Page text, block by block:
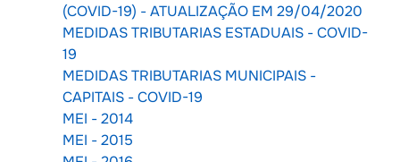
(COVID-19) - ATUALIZAÇÃO EM 29/04/2020
MEDIDAS TRIBUTARIAS ESTADUAIS - COVID-
19
MEDIDAS TRIBUTARIAS MUNICIPAIS -
CAPITAIS - COVID-19
MEI - 2014
MEI - 2015